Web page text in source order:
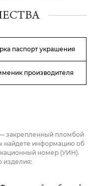
паспорт украшения
производителя
закрепленный пломбой
найдете информацию об
номер (УИН).
изделия: